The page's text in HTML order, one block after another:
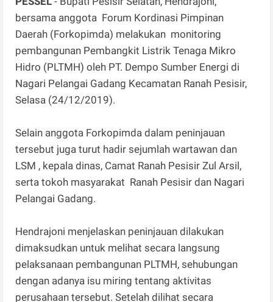
bersama anggota Forum Kordinasi Pimpinan
Daerah (Forkopimda) melakukan monitoring
pembangunan Pembangkit Listrik Tenaga Mikro
Hidro (PLTMH) oleh PT. Dempo Sumber Energi di
Nagari Pelangai Gadang Kecamatan Ranah Pesisir,
Selasa (24/12/2019).
Selain anggota Forkopimda dalam peninjauan
tersebut juga turut hadir sejumlah wartawan dan
LSM , kepala dinas, Camat Ranah Pesisir Zul Arsil,
serta tokoh masyarakat Ranah Pesisir dan Nagari
Pelangai Gadang.
Hendrajoni menjelaskan peninjauan dilakukan
dimaksudkan untuk melihat secara langsung
pelaksanaan pembangunan PLTMH, sehubungan
dengan adanya isu miring tentang aktivitas
perusahaan tersebut. Setelah dilihat secara